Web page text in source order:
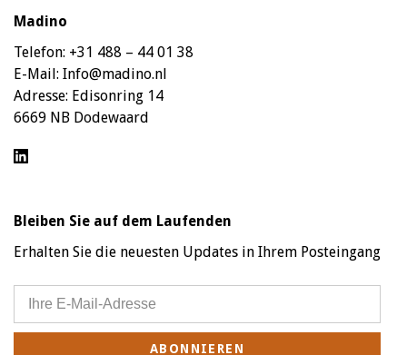
Madino
Telefon: +31 488 – 44 01 38
E-Mail: Info@madino.nl
Adresse: Edisonring 14
6669 NB Dodewaard
Bleiben Sie auf dem Laufenden
Erhalten Sie die neuesten Updates in Ihrem Posteingang
ABONNIEREN